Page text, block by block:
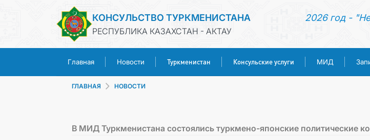
КОНСУЛЬСТВО ТУРКМЕНИСТАНА
РЕСПУБЛИКА КАЗАХСТАН - АКТАУ
2026 год -
Главная Новости Туркменистан Консульские услуги МИД
ГЛАВНАЯ НОВОСТИ
В МИД Туркменистана состоялись туркмено-японские политические